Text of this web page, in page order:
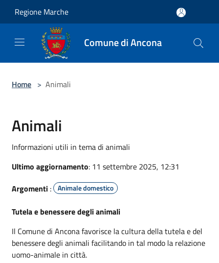
Regione Marche
Comune di Ancona
Home > Animali
Animali
Informazioni utili in tema di animali
Ultimo aggiornamento: 11 settembre 2025, 12:31
Argomenti : Animale domestico
Tutela e benessere degli animali
Il Comune di Ancona favorisce la cultura della tutela e del
benessere degli animali facilitando in tal modo la relazione
uomo-animale in città.